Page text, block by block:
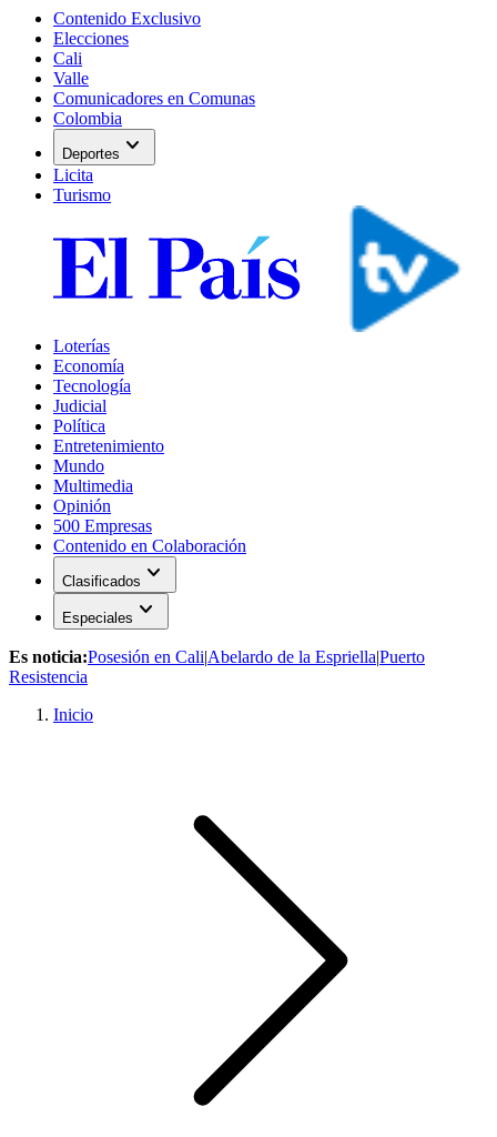
Contenido Exclusivo
Elecciones
Cali
Valle
Comunicadores en Comunas
Colombia
Deportes expand_more
Licita
Turismo
Loterías
Economía
Tecnología
Judicial
Política
Entretenimiento
Mundo
Multimedia
Opinión
500 Empresas
Contenido en Colaboración
Clasificados expand_more
Especiales expand_more
Es noticia:Posesión en Cali|Abelardo de la Espriella|Puerto
Resistencia
Inicio